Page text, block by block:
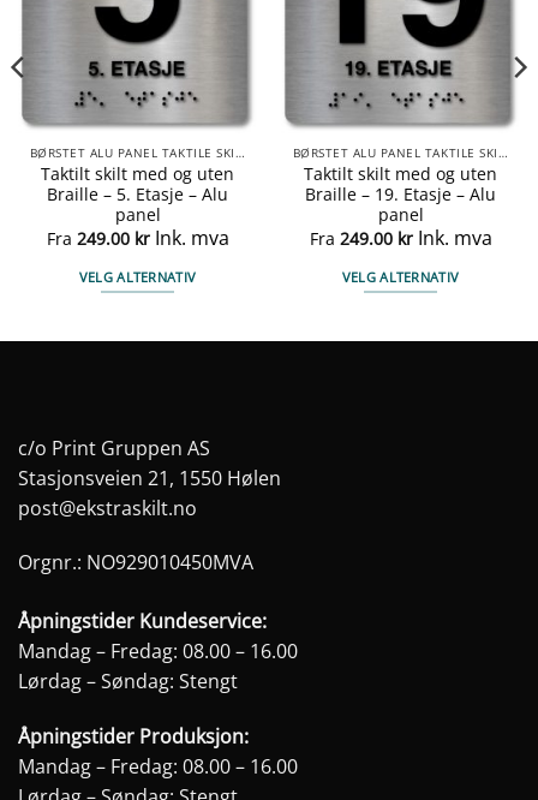
BØRSTET ALU PANEL TAKTILE SKILTER
Taktilt skilt med og uten
Braille – 5. Etasje – Alu
panel
Fra 249.00 kr Ink. mva
VELG ALTERNATIV
kan
velges
på
BØRSTET ALU PANEL TAKTILE SKILTER
Taktilt skilt med og uten
Braille – 19. Etasje – Alu
panel
Fra 249.00 kr Ink. mva
VELG ALTERNATIV
c/o Print Gruppen AS
Stasjonsveien 21, 1550 Hølen
post@ekstraskilt.no
Orgnr.: NO929010450MVA
Åpningstider Kundeservice:
Mandag – Fredag: 08.00 – 16.00
Lørdag – Søndag: Stengt
Åpningstider Produksjon:
Mandag – Fredag: 08.00 – 16.00